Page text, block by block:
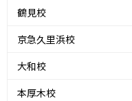
鶴見校
京急久里浜校
大和校
本厚木校